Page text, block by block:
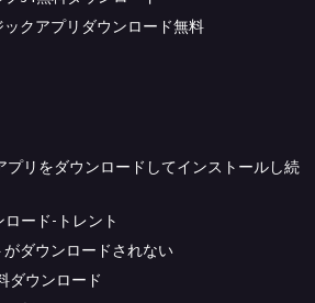
クアプリダウンロード無料
リをダウンロードしてインストールし続
ード-トレント
ダウンロードされない
ダウンロード